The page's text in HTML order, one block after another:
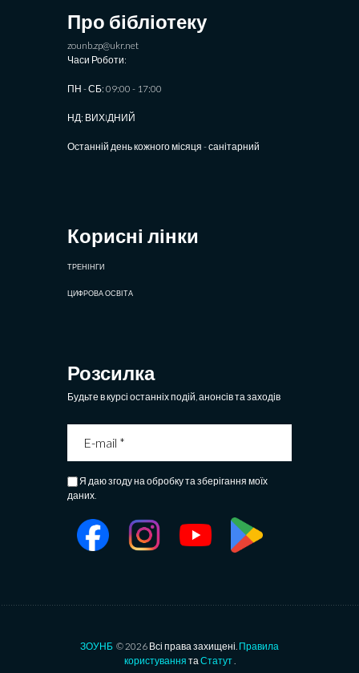
Про бібліотеку
zounb.zp@ukr.net
Часи Роботи:
ПН - СБ: 09:00 - 17:00
НД: ВИХIДНИЙ
Останній день кожного місяця - санітарний
Корисні лінки
ТРЕНІНГИ
ЦИФРОВА ОСВІТА
Розсилка
Будьте в курсі останніх подій, анонсів та заходів
Я даю згоду на обробку та зберігання моїх
даних.
ЗОУНБ © 2026 Всі права захищені. Правила
користування таСтатут.